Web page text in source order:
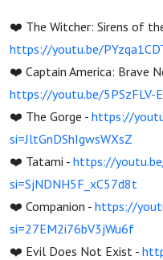
❤️ The Witcher: Sirens of
https://youtu.be/
❤️ Captain America: Brave
https://youtu.be/5PSzFLV-
❤️ The Gorge - https://
si=JltGnDShIgwsWXsZ
❤️ Tatami - https://
si=SjNDNH5F_xC57d8t
❤️ Companion - https://
si=27EM2i76bV3jWu6f
❤️ Evil Does Not Exist -